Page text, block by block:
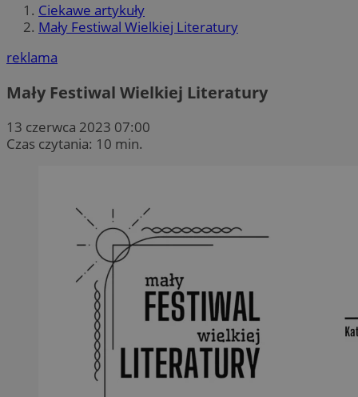
Ciekawe artykuły
Mały Festiwal Wielkiej Literatury
reklama
Mały Festiwal Wielkiej Literatury
13 czerwca 2023 07:00
Czas czytania: 10 min.